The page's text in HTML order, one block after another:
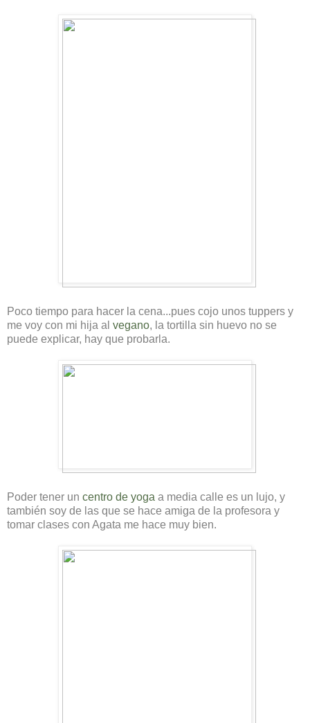
Poco tiempo para hacer la cena...pues cojo unos tuppers y
me voy con mi hija al vegano, la tortilla sin huevo no se
puede explicar, hay que probarla.
Poder tener un centro de yoga a media calle es un lujo, y
también soy de las que se hace amiga de la profesora y
tomar clases con Agata me hace muy bien.